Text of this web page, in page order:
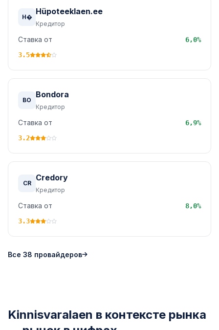
H�
Hüpoteeklaen.ee
Кредитор
Ставка от
6,0%
3.5
BO
Bondora
Кредитор
Ставка от
6,9%
3.2
CR
Credory
Кредитор
Ставка от
8,0%
3.3
Все 38 провайдеров
Kinnisvaralaen в контексте рынка